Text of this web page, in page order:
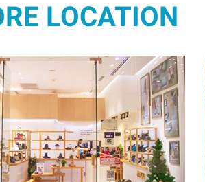
LOCATION